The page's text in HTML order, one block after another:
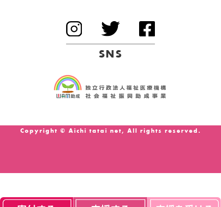
SNS
Copyright © Aichi tatai net, All rights reserved.